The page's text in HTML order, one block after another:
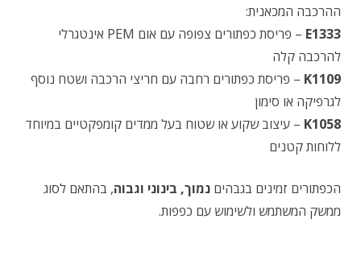
ההרכבה המכאנית:
E1333
– פריסת כפתורים צפופה עם אום PEM אינטגרלי
להרכבה קלה
K1109 – פריסת כפתורים רחבה עם חריצי הרכבה ושטח נוסף
לגרפיקה או סימון
K1058 – עיצוב שקוע או שטוח בעל ממדים קומפקטיים במיוחד
ללוחות קטנים
הכפתורים זמינים בגבהים נמוך, בינוני וגבוה, בהתאם לסוג
ממשק המשתמש ולשימוש עם כפפות.